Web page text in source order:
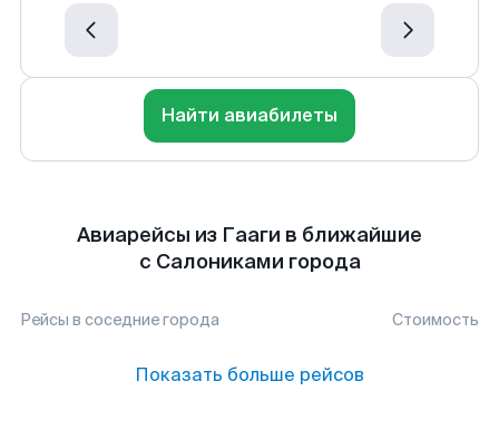
Найти авиабилеты
Авиарейсы из Гааги в ближайшие
с Салониками города
Рейсы в соседние города Стоимость
Показать больше рейсов